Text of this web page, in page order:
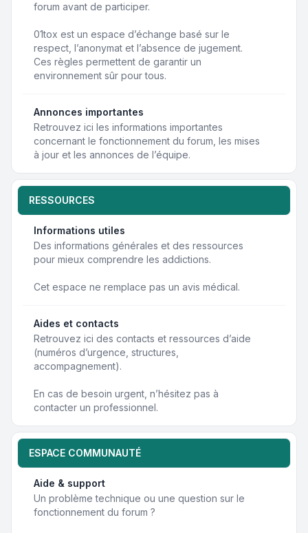
forum avant de participer.
01tox est un espace d’échange basé sur le
respect, l’anonymat et l’absence de jugement.
Ces règles permettent de garantir un
environnement sûr pour tous.
Annonces importantes
Retrouvez ici les informations importantes
concernant le fonctionnement du forum, les mises
à jour et les annonces de l’équipe.
RESSOURCES
Informations utiles
Des informations générales et des ressources
pour mieux comprendre les addictions.
Cet espace ne remplace pas un avis médical.
Aides et contacts
Retrouvez ici des contacts et ressources d’aide
(numéros d’urgence, structures,
accompagnement).
En cas de besoin urgent, n’hésitez pas à
contacter un professionnel.
ESPACE COMMUNAUTÉ
Aide & support
Un problème technique ou une question sur le
fonctionnement du forum ?